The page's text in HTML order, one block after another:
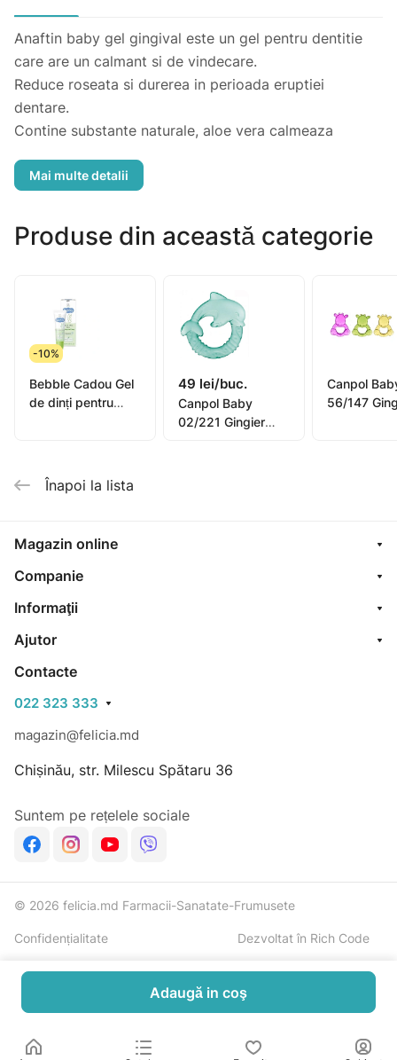
Anaftin baby gel gingival este un gel pentru dentitie
care are un calmant si de vindecare.
Reduce roseata si durerea in perioada eruptiei
dentare.
Contine substante naturale, aloe vera calmeaza
Este prevazut cu un aplicator special conceput cu o
precisa a produsului asupra gingiilor.
Gelul contine un strat bioadeziv invizibil, iar peria are
special cu efect de masaj usor si bland.
Produse din această categorie
-10%
Bebble Cadou Gel
de dinți pentru
49 lei/buc.
Canpol Baby
02/221 Gingier
Canpol
56/147
Înapoi la lista
Magazin online
Companie
Informaţii
Ajutor
Contacte
022 323 333
magazin@felicia.md
Chișinău, str. Milescu Spătaru 36
Suntem pe rețelele sociale
© 2026 felicia.md Farmacii-Sanatate-Frumusete
Confidențialitate Dezvoltat în Rich Code
Adaugă in coş